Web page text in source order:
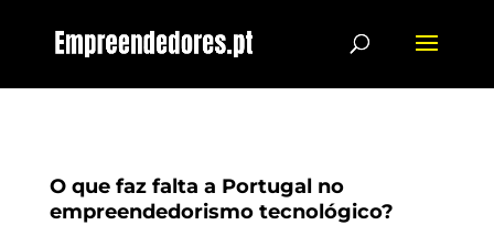
O que faz falta a Portugal no
empreendedorismo tecnológico?